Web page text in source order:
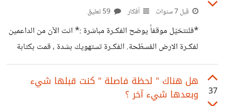
المقاطعات الفكـرية. الا انها مثل أي شيء آخر لها جانب مُظلم. بل
ربما احياناً يكون جانبها المُظلم للبعض هو بمثابة مميزات للبعض
الآخر.. في
قبل 7 سنوات أفكار
*فلنتخيّل موقفاً يوضح الفكـرة مباشرة :* انت الآن من الداعمين
لفكـرة الارض المُسطّحة. الفكـرة تستهويك بشدة ، قمت بكتابة
مقالات عنها ، ثم جمعت هذه المقالات في كتاب نشرته بإسمك
في السوق .. أسست صفحة على الفيسبوك تهاجم بضـراوة كروية
الأرض وتتهم القائلين بها بالجهل. قمت بإنشاء قناة على يوتيوب
37
هل هناك " لحظة فاصلة " كنت قبلها شيء
وبعدها شيء آخر ؟